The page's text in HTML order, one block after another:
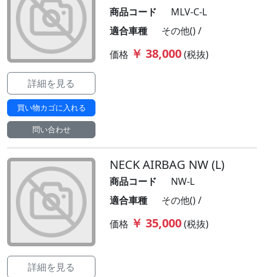
詳細を見る
買い物カゴに入れる
問い合わせ
商品コード
MLV-C-L
適合車種
その他() /
価格 ￥ 38,000(税抜)
詳細を見る
NECK AIRBAG NW (L)
商品コード
NW-L
適合車種
その他() /
価格 ￥ 35,000(税抜)